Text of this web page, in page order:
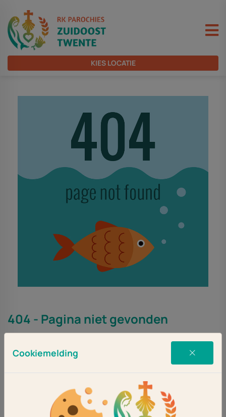
Cookiemelding
KIES LOCATIE
404 - Pagina niet gevonden
Ga terug of kies een andere optie via het hoofdmenu.
Ga terug